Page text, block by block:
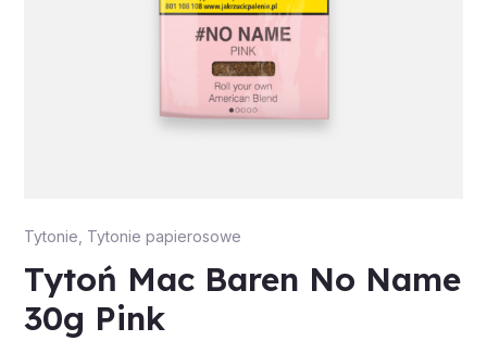
Tytonie Tytonie papierosowe
Tytoń Mac Baren No Name
30g Pink